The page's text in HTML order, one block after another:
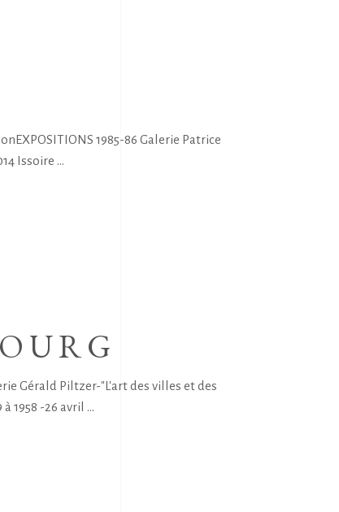
1985-86 Galerie Patrice
Issoire
Gérald Piltzer-"L'art des villes et des
1958 -26 avril